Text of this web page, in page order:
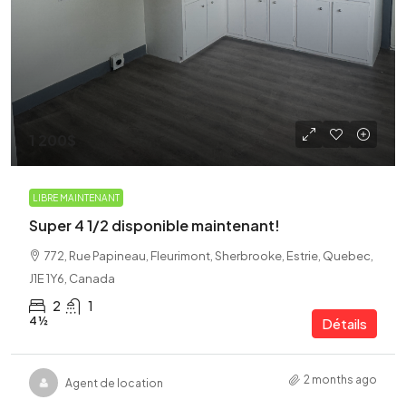
LIBRE MAINTENANT
Super 4 1/2 disponible maintenant!
772, Rue Papineau, Fleurimont, Sherbrooke, Estrie, Quebec,
J1E 1Y6, Canada
2 1
4 ½ Détails
Agent de location 2 months ago